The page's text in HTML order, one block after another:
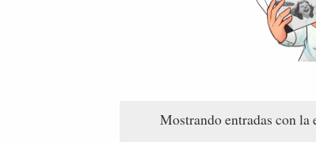
Mostrando entradas con la